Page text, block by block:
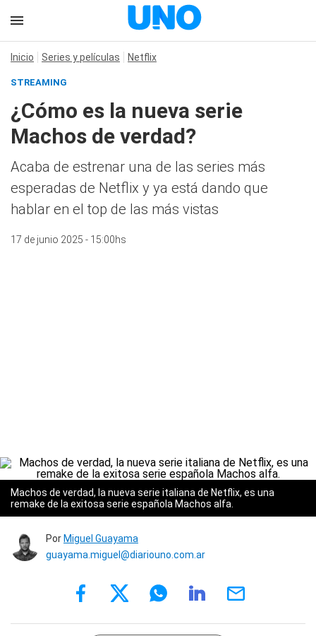
Inicio Series y películas Netflix
STREAMING
¿Cómo es la nueva serie
Machos de verdad?
Acaba de estrenar una de las series más
esperadas de Netflix y ya está dando que
hablar en el top de las más vistas
17 de junio 2025 - 15:00hs
Machos de verdad, la nueva serie italiana de Netflix, es una
remake de la exitosa serie española Machos alfa.
Por Miguel Guayama
guayama.miguel@diariouno.com.ar